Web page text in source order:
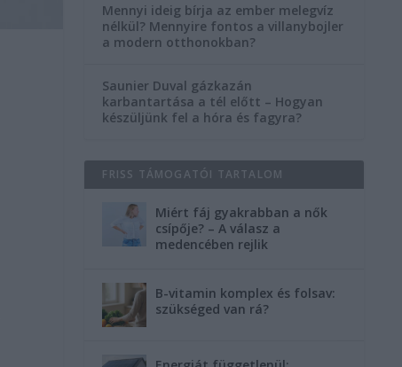
Mennyi ideig bírja az ember melegvíz
nélkül? Mennyire fontos a villanybojler
a modern otthonokban?
Saunier Duval gázkazán
karbantartása a tél előtt – Hogyan
készüljünk fel a hóra és fagyra?
FRISS TÁMOGATÓI TARTALOM
Miért fáj gyakrabban a nők
csípője? – A válasz a
medencében rejlik
B-vitamin komplex és folsav:
szükséged van rá?